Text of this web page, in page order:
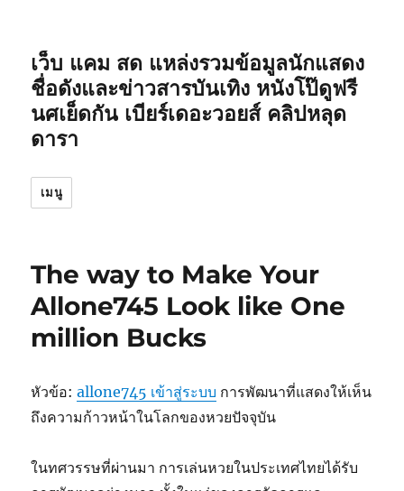
เว็บ แคม สด แหล่งรวมข้อมูลนักแสดง
ชื่อดังและข่าวสารบันเทิง หนังโป๊ดูฟรี
นศเย็ดกัน เบียร์เดอะวอยส์ คลิปหลุด
ดารา
เมนู
The way to Make Your
Allone745 Look like One
million Bucks
หัวข้อ:allone745 เข้าสู่ระบบ การพัฒนาที่แสดงให้เห็น
ถึงความก้าวหน้าในโลกของหวยปัจจุบัน
ในทศวรรษที่ผ่านมา การเล่นหวยในประเทศไทยได้รับ